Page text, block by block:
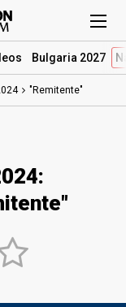
Bulgaria 2027
"Remitente"
: